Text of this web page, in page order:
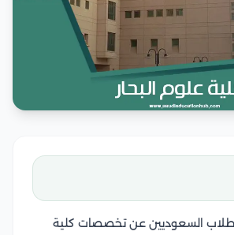
السعوديين عن تخصصات كلية